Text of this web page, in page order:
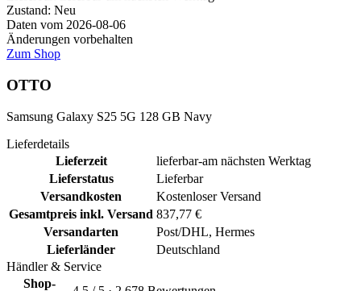
Zustand: Neu
Daten vom 2026-08-06
Änderungen vorbehalten
Zum Shop
OTTO
Samsung Galaxy S25 5G 128 GB Navy
Lieferdetails
Lieferzeit
lieferbar-am nächsten Werktag
Lieferstatus
Lieferbar
Versandkosten
Kostenloser Versand
Gesamtpreis inkl. Versand 837,77 €
Versandarten
Post/DHL, Hermes
Lieferländer
Deutschland
Händler & Service
Shop-